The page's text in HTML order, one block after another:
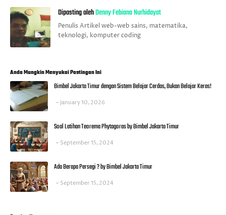
Diposting olehDenny Febiana Nurhidayat
Penulis Artikel web-web sains, matematika,
teknologi, komputer coding
Anda Mungkin Menyukai Postingan Ini
Bimbel Jakarta Timur dengan Sistem Belajar Cerdas, Bukan Belajar Keras!
January 10, 2026
Soal Latihan Teorema Phytagoras by Bimbel Jakarta Timur
September 15, 2024
Ada Berapa Persegi ? by Bimbel Jakarta Timur
September 15, 2024